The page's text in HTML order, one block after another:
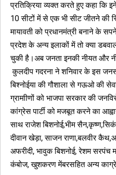
प्रतिक्रिया व्यक्त करते हुए कहा कि
10 सीटों में से एक भी सीट जीतने की
मायावती को प्रधानमंत्री बनाने के
प्रदेश के अन्य इलाकों में तो क्या
चुकी है।अब जनता इनकी नीयत और
कुलदीप गदरना ने शनिवार के इस
बिश्नोईया की गौशाला से गऊओ की
ग्रामाीणों को भाजपा सरकार की
कांग्रेस पार्टी को मजबूत करने का
साथ राजेश बिशनोई,भीम
दीवान खेड़ा, साजन राणा,बलवीर
अफरीदी, भावुक बिशनोई, रेशम सरपंच
कंबोज, खुशकरण मेंबरसहित अन्य